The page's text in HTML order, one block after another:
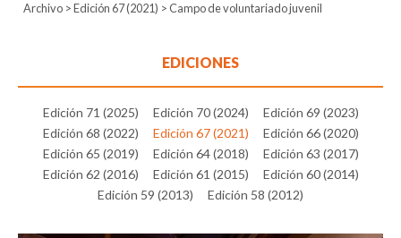
Archivo > Edición 67 (2021) >Campo de voluntariado juvenil
EDICIONES
Edición 71 (2025) Edición 70 (2024)
Edición 69 (2023)
Edición 68 (2022)
Edición 67 (2021)
Edición 66 (2020)
Edición 65 (2019)
Edición 64 (2018)
Edición 63 (2017)
Edición 62 (2016)
Edición 61 (2015)
Edición 60 (2014)
Edición 59 (2013)
Edición 58 (2012)